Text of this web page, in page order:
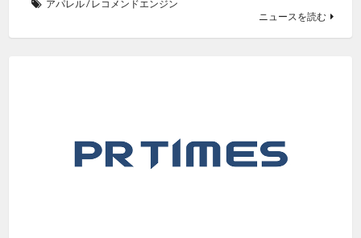
アパレル/レコメンドエンジン
ニュースを読む